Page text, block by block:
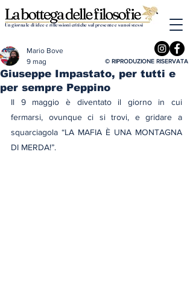
Un giornale di idee e riflessioni critiche sul presente e su noi stessi
Giuseppe Impastato, per tutti e
per sempre Peppino
Mario Bove
9 mag
Il 9 maggio è diventato il giorno in cui
fermarsi, ovunque ci si trovi, e gridare a
squarciagola “LA MAFIA È UNA MONTAGNA
DI MERDA!”.
© RIPRODUZIONE RISERVATA